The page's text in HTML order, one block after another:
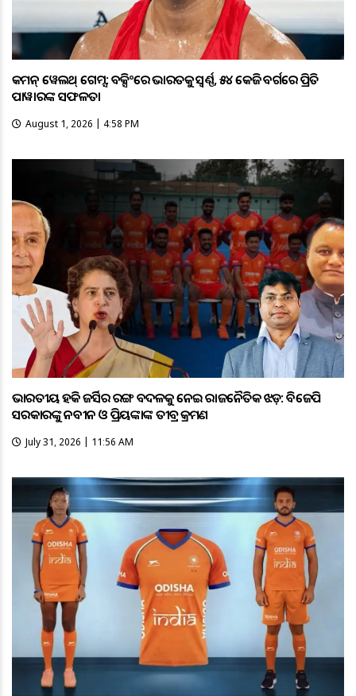
କମନ୍ ୱେଲଥ୍ ଗେମ୍ସ: ବକ୍ସିଂରେ ଭାରତକୁ ସ୍ବର୍ଣ୍ଣ, ୫୪ କେଜି ବର୍ଗରେ ପ୍ରିତି
ପାୱାରଙ୍କ ସଫଳତା
August 1, 2026 | 4:58 PM
ଭାରତୀୟ ହକି ଜର୍ସିର ରଙ୍ଗ ବଦଳକୁ ନେଇ ରାଜନୈତିକ ଝଡ଼: ବିଜେପି
ସରକାରଙ୍କୁ ନବୀନ ଓ ପ୍ରିୟଙ୍କାଙ୍କ ତୀବ୍ର ଆକ୍ରମଣ
July 31, 2026 | 11:56 AM